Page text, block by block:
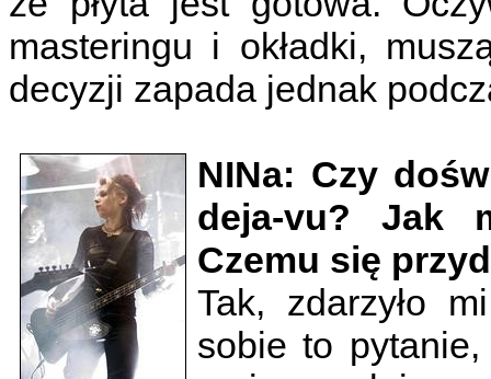
masteringu i okładki,
decyzji zapada jednak
NINa: Czy
deja-vu? Jak
Czemu się
Tak, zdarzyło
sobie to